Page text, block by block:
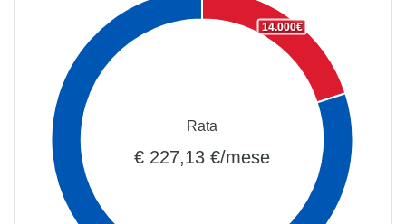
14.000€
Rata
€ 227,13 €/mese